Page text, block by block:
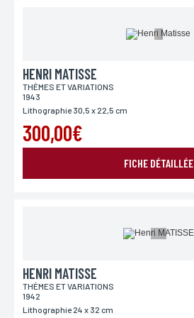
HENRI MATISSE
THÈMES ET VARIATIONS
1943
Lithographie 30,5 x 22,5 cm
300,00€
FICHE DÉTAILLÉE
HENRI MATISSE
THÈMES ET VARIATIONS
1942
Lithographie 24 x 32 cm